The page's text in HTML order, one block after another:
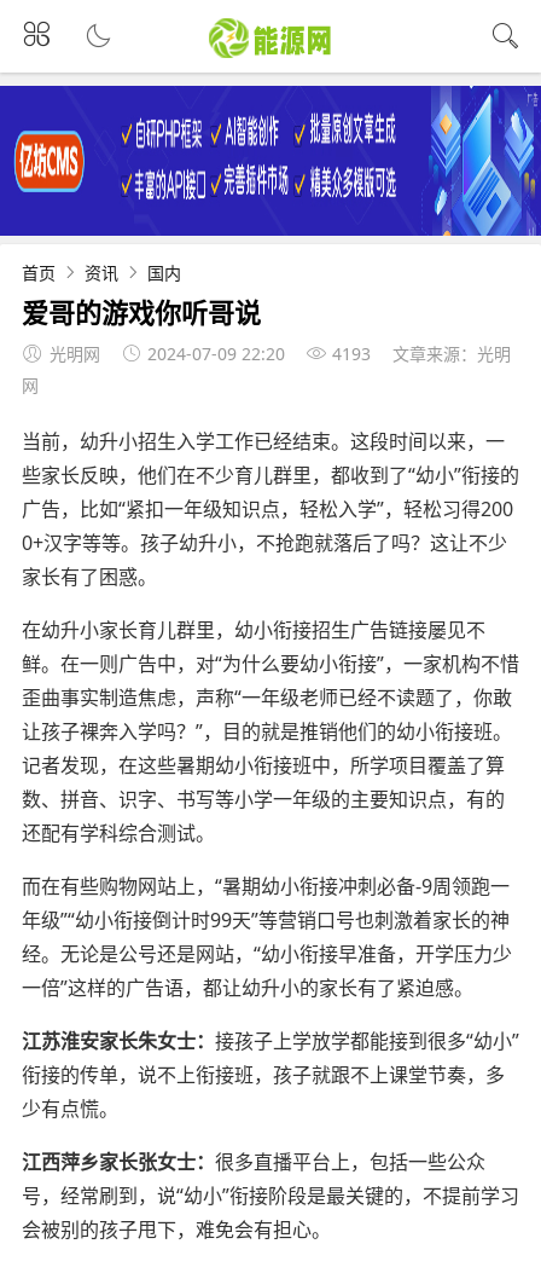
首页 资讯 国内
爱哥的游戏你听哥说
光明网 2024-07-09 22:20 4193
文章来源：光明
网
当前，幼升小招生入学工作已经结束。这段时间以来，一
些家长反映，他们在不少育儿群里，都收到了“幼小”衔接的
广告，比如“紧扣一年级知识点，轻松入学”，轻松习得200
0+汉字等等。孩子幼升小，不抢跑就落后了吗？这让不少
家长有了困惑。
在幼升小家长育儿群里，幼小衔接招生广告链接屡见不
鲜。在一则广告中，对“为什么要幼小衔接”，一家机构不惜
歪曲事实制造焦虑，声称“一年级老师已经不读题了，你敢
让孩子裸奔入学吗？”，目的就是推销他们的幼小衔接班。
记者发现，在这些暑期幼小衔接班中，所学项目覆盖了算
数、拼音、识字、书写等小学一年级的主要知识点，有的
还配有学科综合测试。
而在有些购物网站上，“暑期幼小衔接冲刺必备-9周领跑一
年级”“幼小衔接倒计时99天”等营销口号也刺激着家长的神
经。无论是公号还是网站，“幼小衔接早准备，开学压力少
一倍”这样的广告语，都让幼升小的家长有了紧迫感。
江苏淮安家长朱女士： 接孩子上学放学都能接到很多“幼小”
衔接的传单，说不上衔接班，孩子就跟不上课堂节奏，多
少有点慌。
江西萍乡家长张女士： 很多直播平台上，包括一些公众
号，经常刷到，说“幼小”衔接阶段是最关键的，不提前学习
会被别的孩子甩下，难免会有担心。